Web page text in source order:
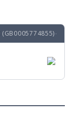
(GB0005774855) ·